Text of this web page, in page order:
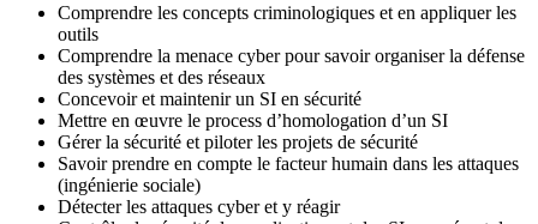
Comprendre les concepts criminologiques et en appliquer les
outils
Comprendre la menace cyber pour savoir organiser la défense
des systèmes et des réseaux
Concevoir et maintenir un SI en sécurité
Mettre en œuvre le process d’homologation d’un SI
Gérer la sécurité et piloter les projets de sécurité
Savoir prendre en compte le facteur humain dans les attaques
(ingénierie sociale)
Détecter les attaques cyber et y réagir